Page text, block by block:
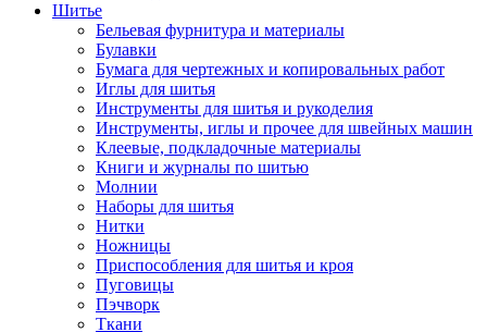
Шитье
Бельевая фурнитура и материалы
Булавки
Бумага для чертежных и копировальных работ
Иглы для шитья
Инструменты для шитья и рукоделия
Инструменты, иглы и прочее для швейных машин
Клеевые, подкладочные материалы
Книги и журналы по шитью
Молнии
Наборы для шитья
Нитки
Ножницы
Приспособления для шитья и кроя
Пуговицы
Пэчворк
Ткани